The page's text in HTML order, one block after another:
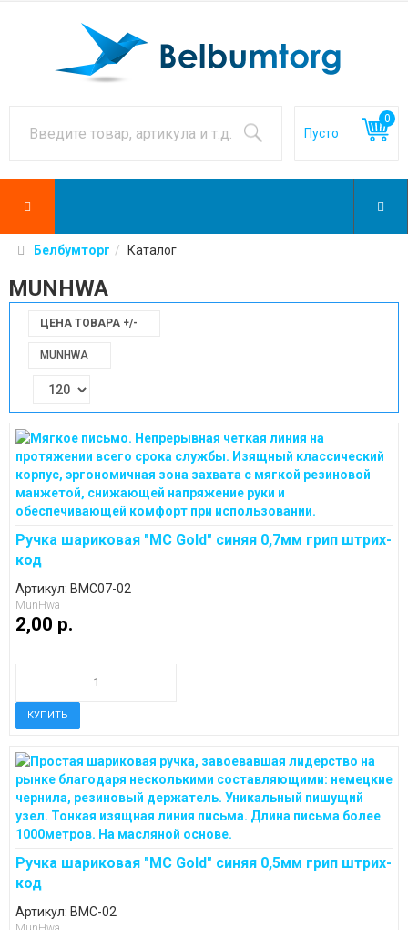
0
Белбумторг Каталог
MUNHWA
ЦЕНА ТОВАРА +/-
MUNHWA
Ручка шариковая "MC Gold" синяя 0,7мм грип штрих-
код
Артикул: BMC07-02
MunHwa
2,00 p.
Ручка шариковая "MC Gold" синяя 0,5мм грип штрих-
код
Артикул: BMC-02